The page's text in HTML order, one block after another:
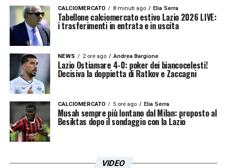
CALCIOMERCATO 8 minuti ago Elia Serra
Tabellone calciomercato estivo Lazio 2026 LIVE:
i trasferimenti in entrata e in uscita
NEWS 2 ore ago Andrea Bargione
Lazio Ostiamare 4-0: poker dei biancocelesti!
Decisiva la doppietta di Ratkov e Zaccagni
CALCIOMERCATO 5 ore ago Elia Serra
Musah sempre più lontano dal Milan: proposto al
Besiktas dopo il sondaggio con la Lazio
VIDEO